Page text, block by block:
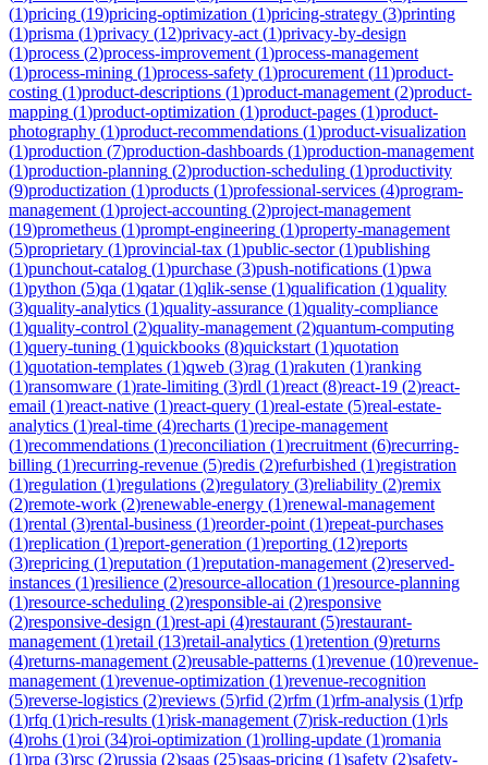
(1)pricing (19)pricing-optimization (1)pricing-strategy (3)printing
(1)prisma (1)privacy (12)privacy-act (1)privacy-by-design
(1)process (2)process-improvement (1)process-management
(1)process-mining (1)process-safety (1)procurement (11)product-
costing (1)product-descriptions (1)product-management (2)product-
mapping (1)product-optimization (1)product-pages (1)product-
photography (1)product-recommendations (1)product-visualization
(1)production (7)production-dashboards (1)production-management
(1)production-planning (2)production-scheduling (1)productivity
(9)productization (1)products (1)professional-services (4)program-
management (1)project-accounting (2)project-management
(19)prometheus (1)prompt-engineering (1)property-management
(5)proprietary (1)provincial-tax (1)public-sector(1)publishing
(1)punchout-catalog (1)purchase (3)push-notifications (1)pwa
(1)python (5)qa (1)qatar(1)qlik-sense (1)qualification (1)quality
(3)quality-analytics (1)quality-assurance (1)quality-compliance
(1)quality-control (2)quality-management (2)quantum-computing
(1)query-tuning (1)quickbooks (8)quickstart (1)quotation
(1)quotation-templates (1)qweb (3)rag (1)rakuten (1)ranking
(1)ransomware (1)rate-limiting (3)rdl (1)react (8)react-19 (2)react-
email (1)react-native (1)react-query (1)real-estate (5)real-estate-
analytics (1)real-time (4)recharts (1)recipe-management
(1)recommendations (1)reconciliation (1)recruitment (6)recurring-
billing (1)recurring-revenue (5)redis (2)refurbished (1)registration
(1)regulation (1)regulations (2)regulatory (3)reliability (2)remix
(2)remote-work (2)renewable-energy (1)renewal-management
(1)rental (3)rental-business (1)reorder-point (1)repeat-purchases
(1)replication (1)report-generation (1)reporting (12)reports
(3)repricing (1)reputation (1)reputation-management (2)reserved-
instances (1)resilience (2)resource-allocation (1)resource-planning
(1)resource-scheduling (2)responsible-ai (2)responsive
(2)responsive-design (1)rest-api (4)restaurant (5)restaurant-
management (1)retail (13)retail-analytics (1)retention (9)returns
(4)returns-management (2)reusable-patterns (1)revenue (10)revenue-
management (1)revenue-optimization (1)revenue-recognition
(5)reverse-logistics (2)reviews (5)rfid (2)rfm (1)rfm-analysis (1)rfp
(1)rfq (1)rich-results (1)risk-management (7)risk-reduction (1)rls
(4)rohs (1)roi (34)roi-optimization (1)rolling-update (1)romania
(1)rpa (3)rsc (2)russia (2)saas (25)saas-pricing (1)safety (2)safety-